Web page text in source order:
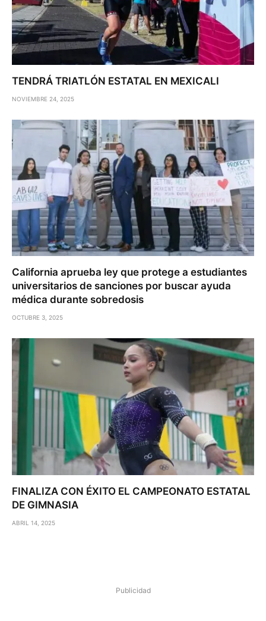
TENDRÁ TRIATLÓN ESTATAL EN MEXICALI
NOVIEMBRE 24, 2025
California aprueba ley que protege a estudiantes
universitarios de sanciones por buscar ayuda
médica durante sobredosis
OCTUBRE 3, 2025
FINALIZA CON ÉXITO EL CAMPEONATO ESTATAL
DE GIMNASIA
ABRIL 14, 2025
Publicidad